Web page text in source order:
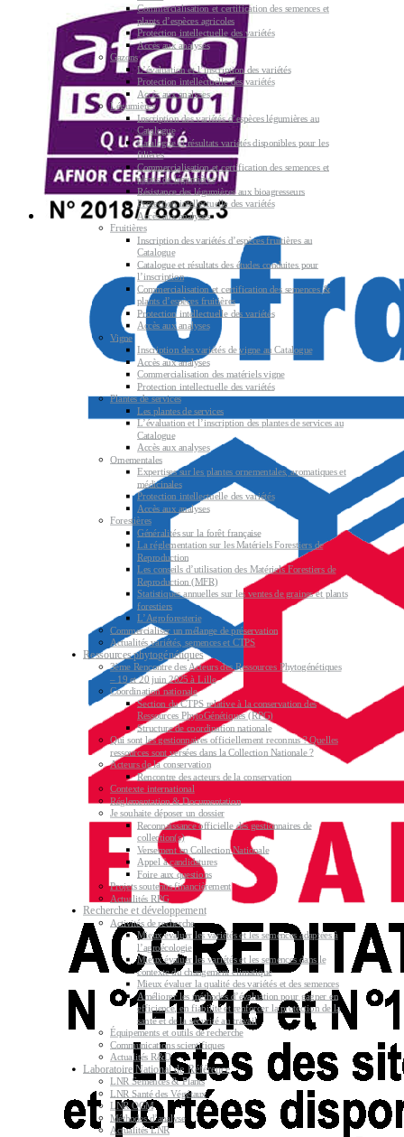
Commercialisation et certification des semences et
plants d’espèces agricoles
Protection intellectuelle des variétés
Accès aux analyses
Gazons
L’évaluation et l’inscription des variétés
Protection intellectuelle des variétés
Accès aux analyses
Légumières
Inscription des variétés d’espèces légumières au
Catalogue
Catalogue et résultats variétés disponibles pour les
filières
Commercialisation et certification des semences et
plants de légumières
Résistance des légumières aux bioagresseurs
Protection intellectuelle des variétés
Accès aux analyses
Fruitières
Inscription des variétés d’espèces fruitières au
Catalogue
Catalogue et résultats des études conduites pour
l’inscription
Commercialisation et certification des semences &
plants d’espèces fruitières
Protection intellectuelle des variétés
Accès aux analyses
Vigne
Inscription des variétés de vigne au Catalogue
Accès aux analyses
Commercialisation des matériels vigne
Protection intellectuelle des variétés
Plantes de services
Les plantes de services
L’évaluation et l’inscription des plantes de services au
Catalogue
Accès aux analyses
Ornementales
Expertises sur les plantes ornementales, aromatiques et
médicinales
Protection intellectuelle des variétés
Accès aux analyses
Forestières
Généralités sur la forêt française
La réglementation sur les Matériels Forestiers de
Reproduction
Les conseils d’utilisation des Matériels Forestiers de
Reproduction (MFR)
Statistiques annuelles sur les ventes de graines et plants
forestiers
L’Agroforesterie
Commercialiser un mélange de préservation
Actualités variétés, semences et CTPS
Ressources phytogénétiques
3ème Rencontre des Acteurs des Ressources Phytogénétiques
– 19 et 20 juin 2025 à Lille
Coordination nationale
Section du CTPS relative à la conservation des
Ressources PhytoGénétiques (RPG)
Structure de coordination nationale
Qui sont les gestionnaires officiellement reconnus ? Quelles
ressources sont versées dans la Collection Nationale ?
Acteurs de la conservation
Rencontre des acteurs de la conservation
Contexte international
Réglementation & Documentation
Je souhaite déposer un dossier
Reconnaissance officielle des gestionnaires de
collection(s)
Versement en Collection Nationale
Appel à candidatures
Foire aux questions
Projets soutenus financièrement
Actualités RPG
Recherche et développement
Activités de recherche
Mieux évaluer les variétés et les semences adaptées à
l’agroécologie
Mieux évaluer les variétés et les semences dans le
contexte du changement climatique
Mieux évaluer la qualité des variétés et des semences
Améliorer les méthodes d’évaluation pour gagner en
efficience, en fiabilité et renforcer la protection de la
santé et de la sécurité au travail
Équipements et outils de recherche
Communications scientifiques
Actualités R&D
Laboratoire National de Référence
LNR Semences & Plants
LNR Santé des Végétaux
LNR OGM
Méthodes d’analyse
Actualités LNR